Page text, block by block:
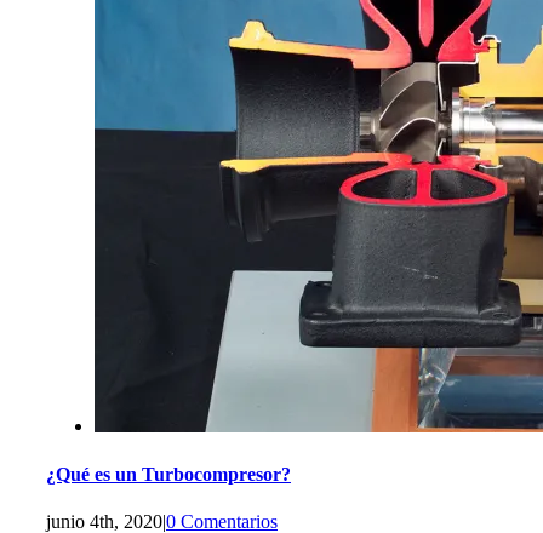
¿Qué es un Turbocompresor?
junio 4th, 2020|0 Comentarios